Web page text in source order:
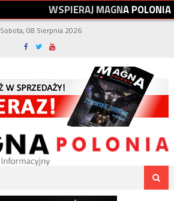
WSPIERAJMAGNAPOLONIA
Sobota, 08 Sierpnia 2026